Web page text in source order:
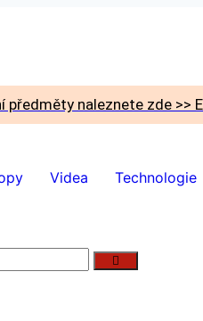
předměty naleznete zde >>
Videa Technologie